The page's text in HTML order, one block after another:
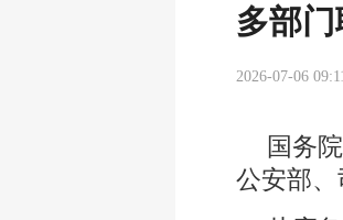
多部
2026-07-06
国务
公安部